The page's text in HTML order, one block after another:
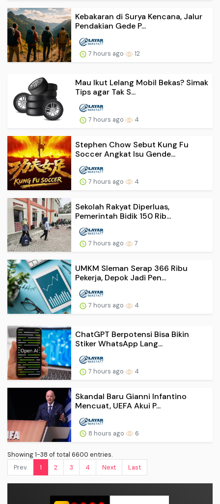
Kebakaran di Surya Kencana, Jalur
Pendakian Gede P...
7 hours ago 12
Mau Ikut Lelang Mobil Bekas? Simak
Tips agar Tak S...
7 hours ago 4
Stephen Chow Sebut Kung Fu
Soccer Angkat Isu Gende...
7 hours ago 4
Sekolah Rakyat Diperluas,
Pemerintah Bidik 150 Rib...
7 hours ago 7
UMKM Sleman Serap 366 Ribu
Pekerja, Depok Jadi Pen...
7 hours ago 4
ChatGPT Berpotensi Bisa Bikin
Stiker WhatsApp Lang...
7 hours ago 4
Skandal Baru Gianni Infantino
Mencuat, UEFA Akui P...
8 hours ago 6
Showing 1-38 of total 6600 entries.
Prev.
1 2 3 4 Next Last